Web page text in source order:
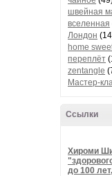
швейная
вселенная
Лондон
home
переплёт
zentangle
Мастер-
Ссылки
Хироми
до 100